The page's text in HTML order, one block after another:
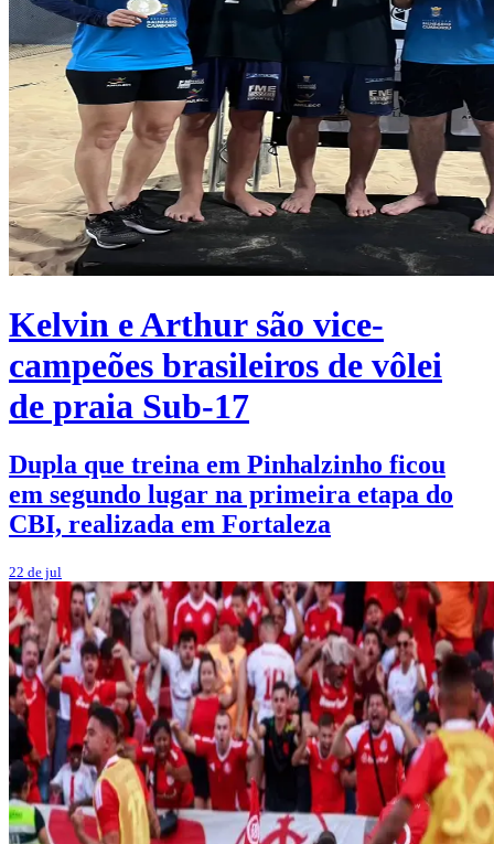
Kelvin e Arthur são vice-
campeões brasileiros de vôlei
de praia Sub-17
Dupla que treina em Pinhalzinho ficou
em segundo lugar na primeira etapa do
CBI, realizada em Fortaleza
22 de jul